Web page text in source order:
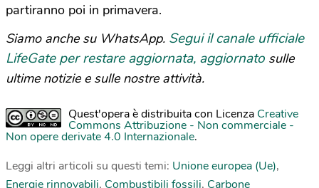
partiranno poi in primavera.
Siamo anche su WhatsApp. Segui il canale ufficiale
LifeGate per restare aggiornata, aggiornato sulle
ultime notizie e sulle nostre attività.
Quest'opera è distribuita con Licenza Creative
Commons Attribuzione - Non commerciale -
Non opere derivate 4.0 Internazionale.
Leggi altri articoli su questi temi: Unione europea (Ue),
Energie rinnovabili, Combustibili fossili, Carbone